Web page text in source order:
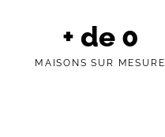
+ de 0
MAISONS SUR MESURE